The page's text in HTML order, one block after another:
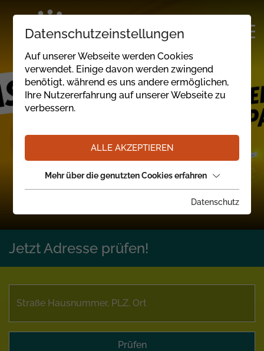
Jetzt Adresse prüfen!
Prüfen
Datenschutzeinstellungen
Auf unserer Webseite werden Cookies
verwendet. Einige davon werden zwingend
benötigt, während es uns andere ermöglichen,
Ihre Nutzererfahrung auf unserer Webseite zu
verbessern.
ALLE AKZEPTIEREN
Mehr über die genutzten Cookies erfahren
Datenschutz